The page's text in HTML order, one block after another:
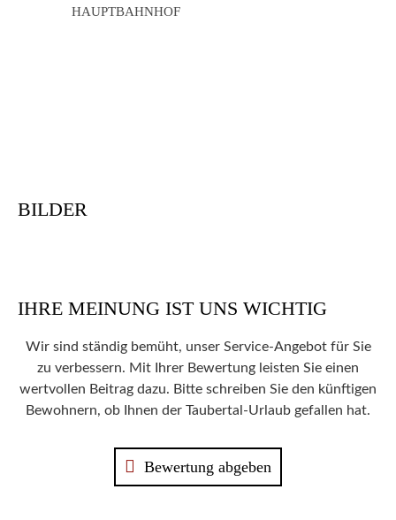
HAUPTBAHNHOF
BILDER
IHRE MEINUNG IST UNS WICHTIG
Wir sind ständig bemüht, unser Service-Angebot für Sie
zu verbessern. Mit Ihrer Bewertung leisten Sie einen
wertvollen Beitrag dazu. Bitte schreiben Sie den künftigen
Bewohnern, ob Ihnen der Taubertal-Urlaub gefallen hat.
Bewertung abgeben